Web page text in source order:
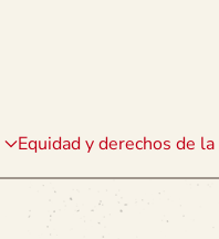
Equidad y derechos de